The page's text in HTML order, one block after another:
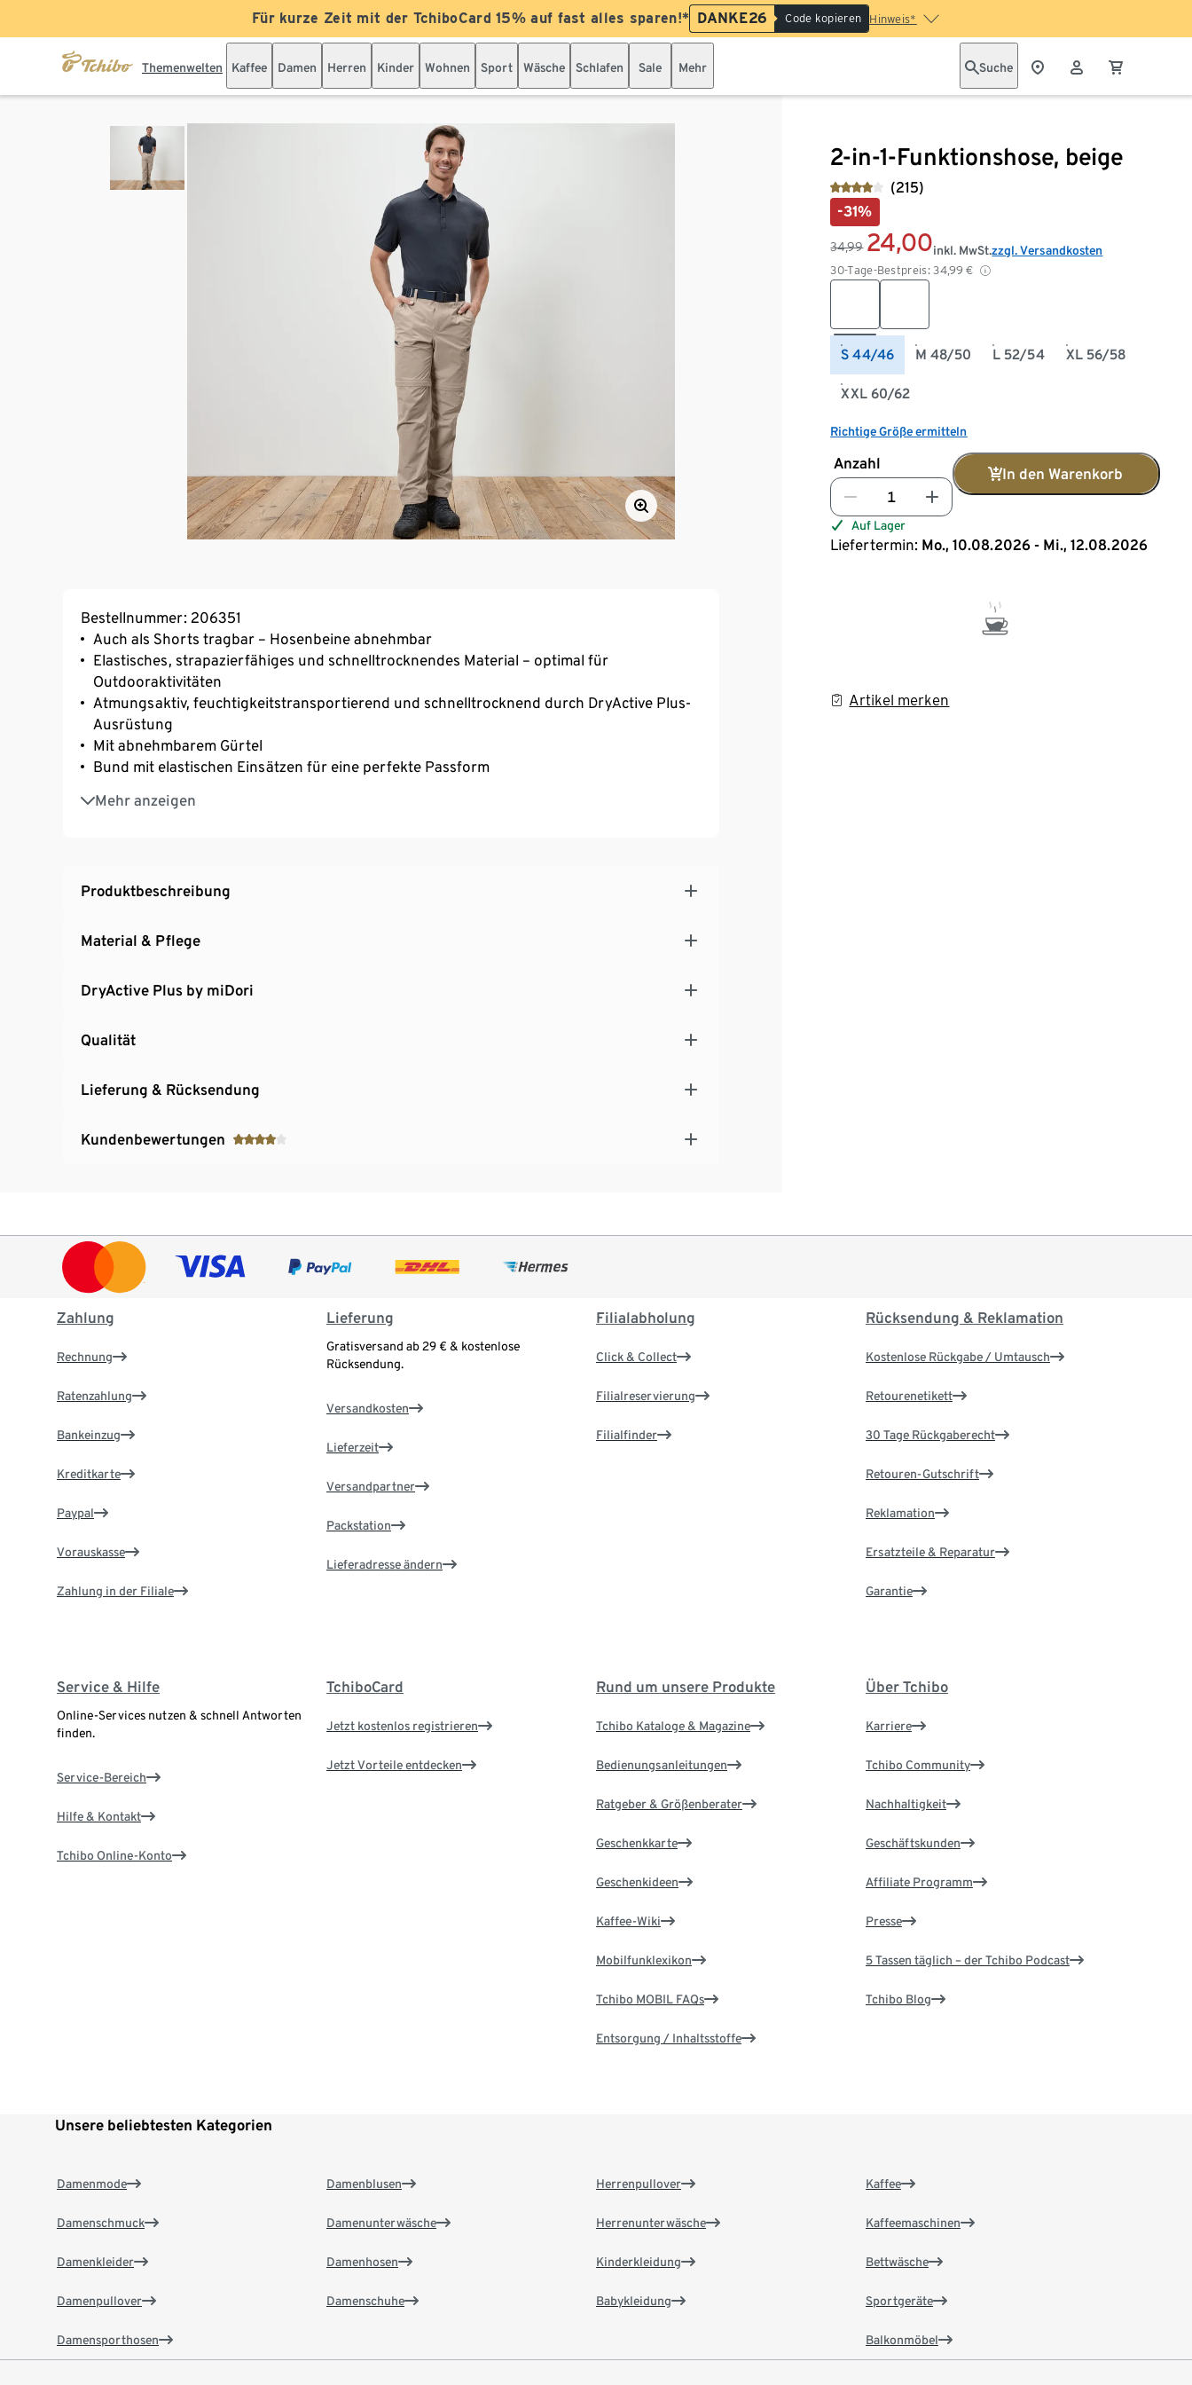
Für kurze Zeit mit der TchiboCard 15% auf fast alles sparen!* DANKE26 Code kopieren Hinweis*
Themenwelten Kaffee Damen Herren Kinder Wohnen Sport Wäsche Schlafen Sale Mehr Suche
2-in-1-Funktionshose, beige
(215)
-31%
34,99 24,00
30-Tage-Bestpreis: 34,99 €
inkl. MwSt.zzgl. Versandkosten
S 44/46 M 48/50 L 52/54 XL 56/58
XXL 60/62
Richtige Größe ermitteln
Anzahl
In den Warenkorb
Auf Lager
Liefertermin: Mo., 10.08.2026 - Mi., 12.08.2026
Artikel merken
Bestellnummer: 206351
Auch als Shorts tragbar – Hosenbeine abnehmbar
Elastisches, strapazierfähiges und schnelltrocknendes Material – optimal für
Outdooraktivitäten
Atmungsaktiv, feuchtigkeitstransportierend und schnelltrocknend durch DryActive Plus-
Ausrüstung
Mit abnehmbarem Gürtel
Bund mit elastischen Einsätzen für eine perfekte Passform
Mehr anzeigen
2 Eingrifftaschen und 1 Reißverschluss-Gesäßtasche
2 Reißverschlusstaschen am Bein
Produktbeschreibung
Material & Pflege
DryActive Plus by miDori
Qualität
Lieferung & Rücksendung
Kundenbewertungen
Zahlung
Rechnung
Ratenzahlung
Bankeinzug
Kreditkarte
Paypal
Vorauskasse
Zahlung in der Filiale
Lieferung
Gratisversand ab 29 € & kostenlose
Rücksendung.
Versandkosten
Lieferzeit
Versandpartner
Packstation
Lieferadresse ändern
Filialabholung
Click & Collect
Filialreservierung
Filialfinder
Rücksendung & Reklamation
Kostenlose Rückgabe / Umtausch
Retourenetikett
30 Tage Rückgaberecht
Retouren-Gutschrift
Reklamation
Ersatzteile & Reparatur
Garantie
Service & Hilfe
Online-Services nutzen & schnell Antworten
finden.
Service-Bereich
Hilfe & Kontakt
Tchibo Online-Konto
TchiboCard
Jetzt kostenlos registrieren
Jetzt Vorteile entdecken
Rund um unsere Produkte
Tchibo Kataloge & Magazine
Bedienungsanleitungen
Ratgeber & Größenberater
Geschenkkarte
Geschenkideen
Kaffee-Wiki
Mobilfunklexikon
Tchibo MOBIL FAQs
Entsorgung / Inhaltsstoffe
Über Tchibo
Karriere
Tchibo Community
Nachhaltigkeit
Geschäftskunden
Affiliate Programm
Presse
5 Tassen täglich – der Tchibo Podcast
Tchibo Blog
Unsere beliebtesten Kategorien
Damenmode
Damenschmuck
Damenkleider
Damenpullover
Damensporthosen
Damenblusen
Damenunterwäsche
Damenhosen
Damenschuhe
Herrenpullover
Herrenunterwäsche
Kinderkleidung
Babykleidung
Kaffee
Kaffeemaschinen
Bettwäsche
Sportgeräte
Balkonmöbel